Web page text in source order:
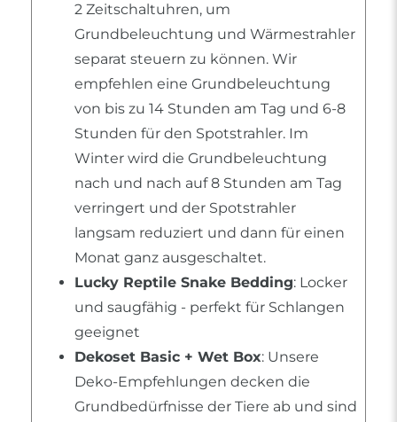
2 Zeitschaltuhren, um
Grundbeleuchtung und Wärmestrahler
separat steuern zu können. Wir
empfehlen eine Grundbeleuchtung
von bis zu 14 Stunden am Tag und 6-8
Stunden für den Spotstrahler. Im
Winter wird die Grundbeleuchtung
nach und nach auf 8 Stunden am Tag
verringert und der Spotstrahler
langsam reduziert und dann für einen
Monat ganz ausgeschaltet.
Lucky Reptile Snake Bedding: Locker
und saugfähig - perfekt für Schlangen
geeignet
Dekoset Basic + Wet Box: Unsere
Deko-Empfehlungen decken die
Grundbedürfnisse der Tiere ab und sind